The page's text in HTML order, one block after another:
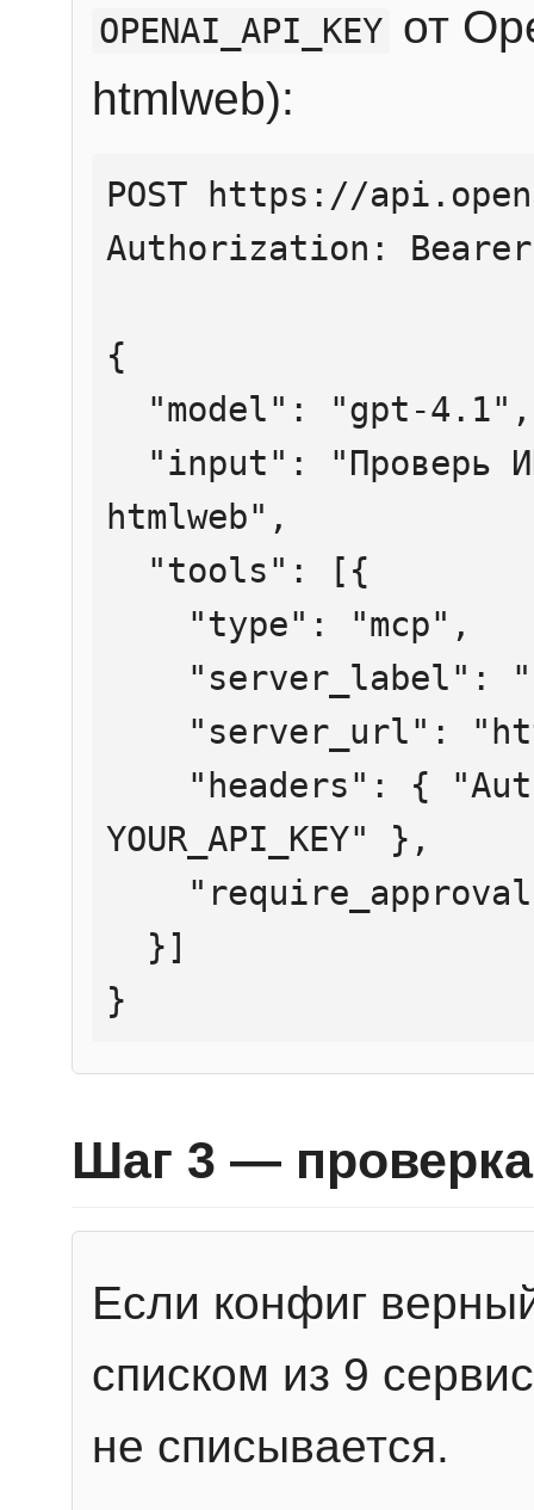
OPENAI_API_KEY от
htmlweb):
POST https://
Authorization:
{
htmlweb",
YOUR_API_KEY" },
}
Шаг 3 — проверка
Если конфиг
списком из 9
не списывается.